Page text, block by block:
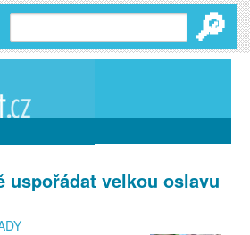
🔎
uspořádat velkou oslavu